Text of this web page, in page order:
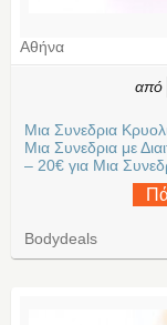
Αθήνα
από
Μια Συνεδρια
Μια Συνεδρια με
– 20€ για Μια
Bodydeals